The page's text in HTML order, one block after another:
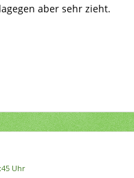
aber sehr zieht.
Uhr